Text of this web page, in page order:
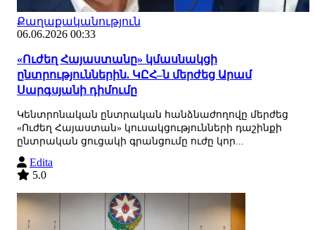
Քաղաքականություն
06.06.2026 00:33
«Ուժեղ Հայաստանը» կմասնակցի
ընտրություններին. ԿԸՀ–ն մերժեց Արամ
Սարգսյանի դիմումը
Կենտրոնական ընտրական հանձնաժողովը մերժեց
«Ուժեղ Հայաստան» կուսակցությունների դաշինքի
ընտրական ցուցակի գրանցումը ուժը կոր...
Edita
5.0